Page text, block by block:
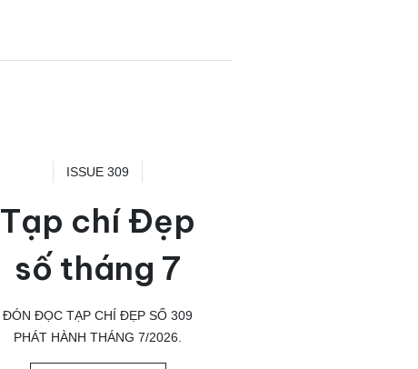
ISSUE 309
Tạp chí Đẹp
số tháng 7
ĐÓN ĐỌC TẠP CHÍ ĐẸP SỐ 309
PHÁT HÀNH THÁNG 7/2026.